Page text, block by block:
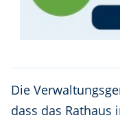
Die
dass das Rathaus